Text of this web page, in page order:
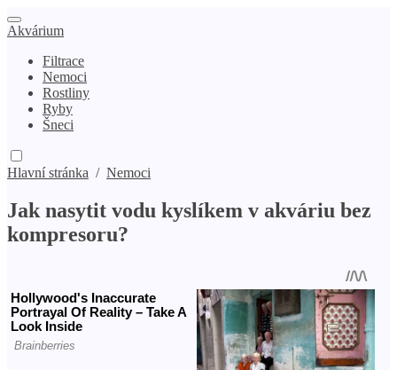
Akvárium
Filtrace
Nemoci
Rostliny
Ryby
Šneci
Hlavní stránka / Nemoci
Jak nasytit vodu kyslíkem v akváriu bez
kompresoru?